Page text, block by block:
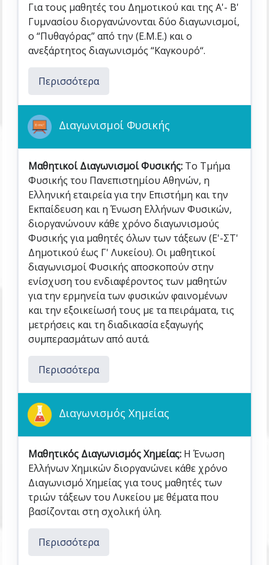
Για τους μαθητές του Δημοτικού και της Α'- Β'
Γυμνασίου διοργανώνονται δύο διαγωνισμοί,
ο “Πυθαγόρας” από την (Ε.Μ.Ε.) και ο
ανεξάρτητος διαγωνισμός “Καγκουρό“.
Περισσότερα
Διαγωνισμοί Φυσικής
Μαθητικοί Διαγωνισμοί Φυσικής: Το Τμήμα
Φυσικής του Πανεπιστημίου Αθηνών, η
Ελληνική εταιρεία για την Επιστήμη και την
Εκπαίδευση και η Ένωση Ελλήνων Φυσικών,
διοργανώνουν κάθε χρόνο διαγωνισμούς
Φυσικής για μαθητές όλων των τάξεων (Ε'-ΣΤ'
Δημοτικού έως Γ' Λυκείου). Οι μαθητικοί
διαγωνισμοί Φυσικής αποσκοπούν στην
ενίσχυση του ενδιαφέροντος των μαθητών
για την ερμηνεία των φυσικών φαινομένων
και την εξοικείωσή τους με τα πειράματα, τις
μετρήσεις και τη διαδικασία εξαγωγής
συμπερασμάτων από αυτά.
Περισσότερα
Διαγωνισμός Χημείας
Μαθητικός Διαγωνισμός Χημείας: Η Ένωση
Ελλήνων Χημικών διοργανώνει κάθε χρόνο
Διαγωνισμό Χημείας για τους μαθητές των
τριών τάξεων του Λυκείου με θέματα που
βασίζονται στη σχολική ύλη.
Περισσότερα